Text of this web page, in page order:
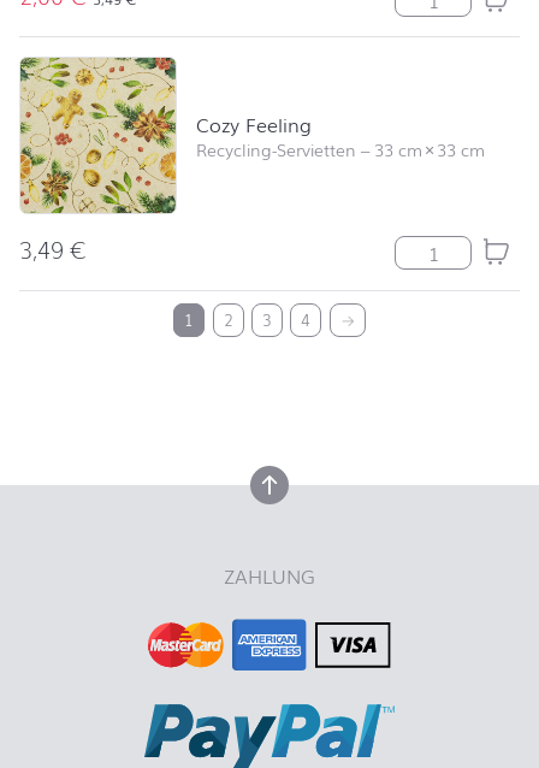
Cozy Feeling
Recycling-Servietten –33 cm×33 cm
3,49€ Cozy Feeling
1 2 3 4 →
nach oben
ZAHLUNG